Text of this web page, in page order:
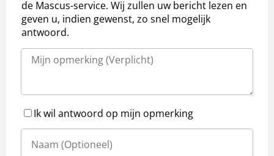
de Mascus-service. Wij zullen uw bericht lezen en
geven u, indien gewenst, zo snel mogelijk
antwoord.
Ik wil antwoord op mijn opmerking